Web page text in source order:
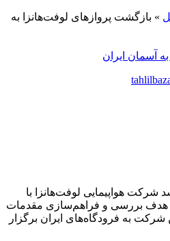
» بازگشت پروازهای لوفت‌هانزا به
آسمان ایران
هواپیمایی لوفت‌هانزا با
هدف بررسی و فراهم‌سازی مقدمات
به فرودگاه‌های ایران برگزار